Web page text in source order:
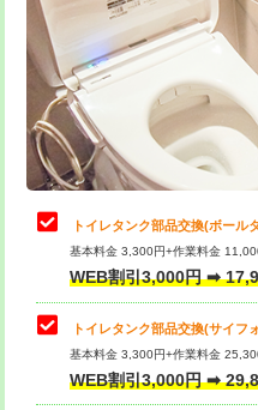
トイレタンク部品交換(ボール
基本料金 3,300円+作業料金
WEB割引3,000円 ➡
トイレタンク部品交換(サイフ
基本料金 3,300円+作業料金
WEB割引3,000円 ➡